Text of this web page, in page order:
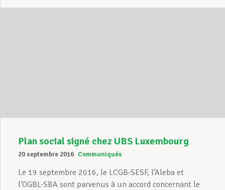
Plan social signé chez UBS Luxembourg
20 septembre 2016 Communiqués
Le 19 septembre 2016, le LCGB-SESF, l’Aleba et
l’OGBL-SBA sont parvenus à un accord concernant le